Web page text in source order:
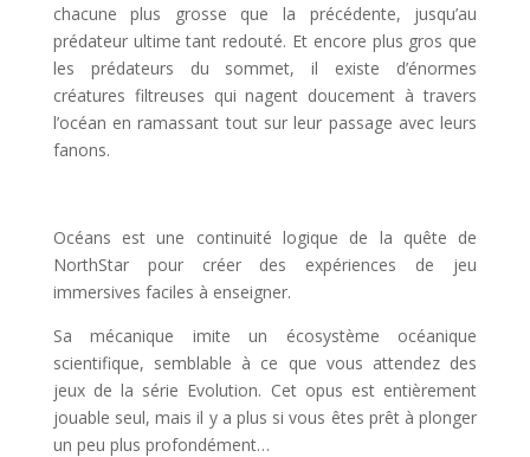
chacune plus grosse que la précédente, jusqu’au
prédateur ultime tant redouté. Et encore plus gros que
les prédateurs du sommet, il existe d’énormes
créatures filtreuses qui nagent doucement à travers
l’océan en ramassant tout sur leur passage avec leurs
fanons.
Océans est une continuité logique de la quête de
NorthStar pour créer des expériences de jeu
immersives faciles à enseigner.
Sa mécanique imite un écosystème océanique
scientifique, semblable à ce que vous attendez des
jeux de la série Evolution. Cet opus est entièrement
jouable seul, mais il y a plus si vous êtes prêt à plonger
un peu plus profondément…